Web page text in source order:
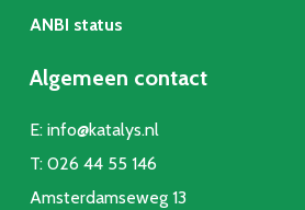
ANBI status
Algemeen contact
E: info@katalys.nl
T: 026 44 55 146
Amsterdamseweg 13